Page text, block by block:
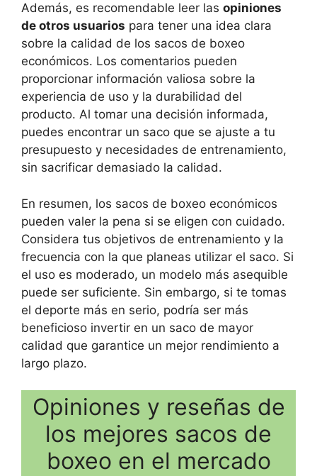
Además, es recomendable leer las opiniones
de otros usuarios para tener una idea clara
sobre la calidad de los sacos de boxeo
económicos. Los comentarios pueden
proporcionar información valiosa sobre la
experiencia de uso y la durabilidad del
producto. Al tomar una decisión informada,
puedes encontrar un saco que se ajuste a tu
presupuesto y necesidades de entrenamiento,
sin sacrificar demasiado la calidad.
En resumen, los sacos de boxeo económicos
pueden valer la pena si se eligen con cuidado.
Considera tus objetivos de entrenamiento y la
frecuencia con la que planeas utilizar el saco. Si
el uso es moderado, un modelo más asequible
puede ser suficiente. Sin embargo, si te tomas
el deporte más en serio, podría ser más
beneficioso invertir en un saco de mayor
calidad que garantice un mejor rendimiento a
largo plazo.
Opiniones y reseñas de
los mejores sacos de
boxeo en el mercado